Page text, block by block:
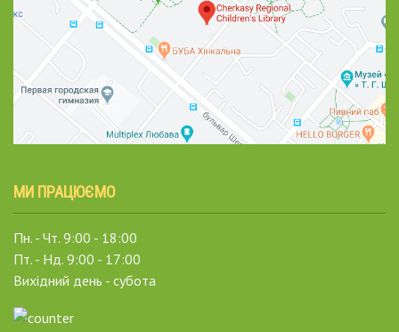
МИ ПРАЦЮЄМО
Пн. - Чт. 9:00 - 18:00
Пт. - Нд. 9:00 - 17:00
Вихідний день - субота